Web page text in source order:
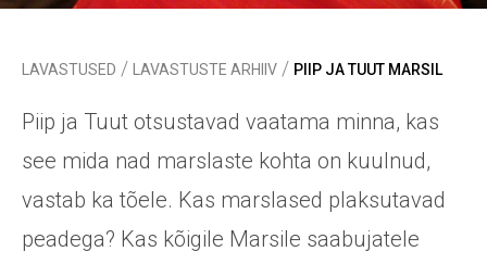
LAVASTUSED / LAVASTUSTE ARHIIV / PIIP JA TUUT MARSIL
Piip ja Tuut otsustavad vaatama minna, kas
see mida nad marslaste kohta on kuulnud,
vastab ka tõele. Kas marslased plaksutavad
peadega? Kas kõigile Marsile saabujatele